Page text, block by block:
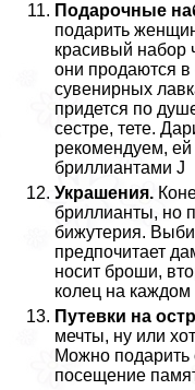
Подарочные
подарить
красивый набор
они продаются
сувенирных
придется по
сестре, тете.
рекомендуем,
бриллиантами J
Украшения.
бриллианты, но
бижутерия.
предпочитает
носит броши,
колец на каждом
Путевки на
мечты, ну или
Можно подарить
посещение